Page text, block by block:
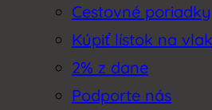
Cestovné poriadky
Kúpiť lístok na vlak
2% z dane
Podporte nás